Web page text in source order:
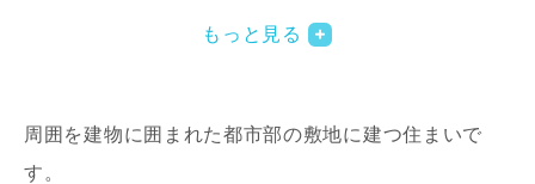
もっと見る
周囲を建物に囲まれた都市部の敷地に建つ住まいで
す。